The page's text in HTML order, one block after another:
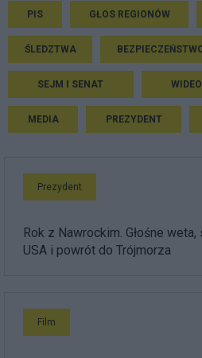
PIS GŁOS REGIONÓW
ŚLEDZTWA
SEJM I SENAT
MEDIA PREZYDENT
Prezydent
Rok z Nawrockim. Głośne
USA i powrót do Trójmorza
Film